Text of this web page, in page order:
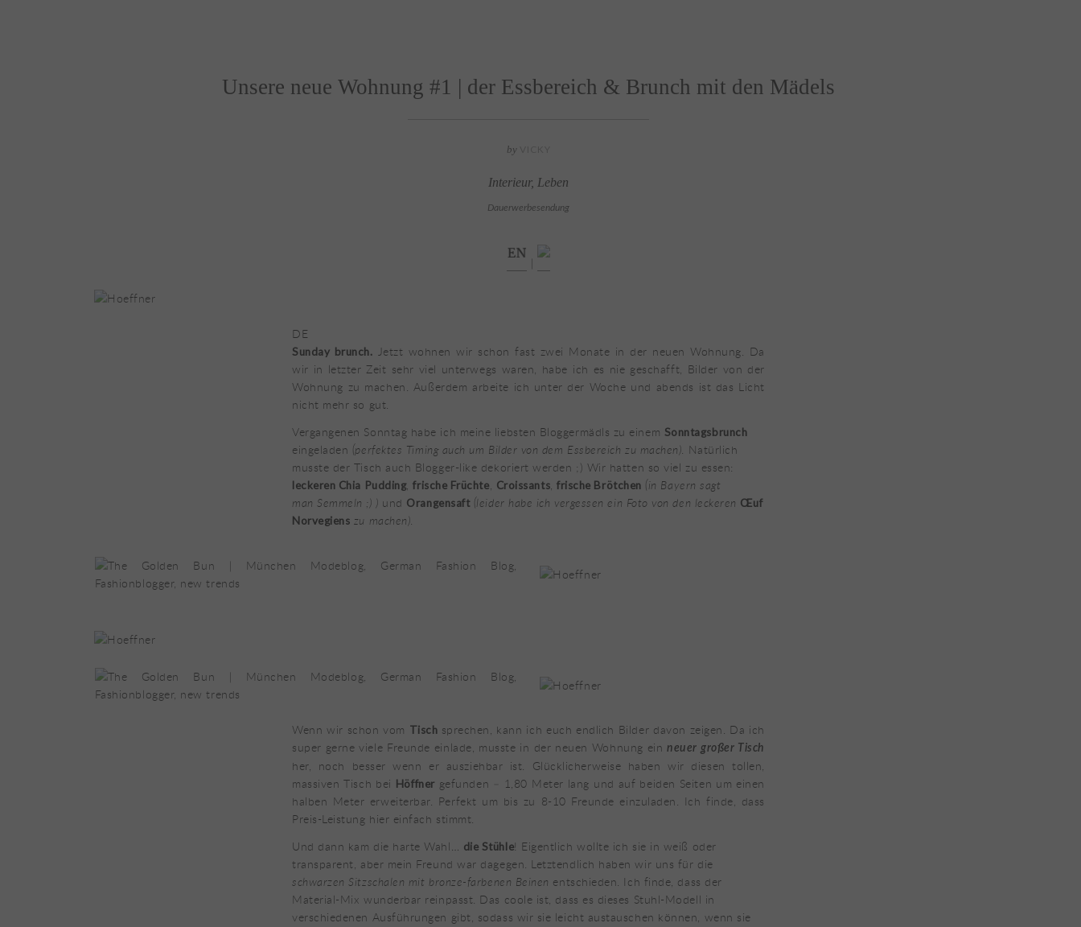
Unsere neue Wohnung #1 | der Essbereich & Brunch mit den Mädels
by
Interieur, Leben
Dauerwerbesendung
|
DE
Sunday brunch. Jetzt wohnen wir schon fast zwei Monate in der neuen Wohnung. Da
wir in letzter Zeit sehr viel unterwegs waren, habe ich es nie geschafft, Bilder von der
Wohnung zu machen. Außerdem arbeite ich unter der Woche und abends ist das Licht
nicht mehr so gut.
Vergangenen Sonntag habe ich meine liebsten Bloggermädls zu einem Sonntagsbrunch
eingeladen (perfektes Timing auch um Bilder von dem Essbereich zu machen). Natürlich
musste der Tisch auch Blogger-like dekoriert werden ;) Wir hatten so viel zu essen:
leckeren Chia Pudding,frische Früchte, Croissants,frische Brötchen (in Bayern sagt
man Semmeln ;) ) und Orangensaft (leider habe ich vergessen ein Foto von den leckeren Œuf
Norvegiens zu machen).
Wenn wir schon vom Tisch sprechen, kann ich euch endlich Bilder davon zeigen. Da ich
super gerne viele Freunde einlade, musste in der neuen Wohnung einneuer großer Tisch
her, noch besser wenn er ausziehbar ist. Glücklicherweise haben wir diesen tollen,
massiven Tisch bei Höffner gefunden – 1,80 Meter lang und auf beiden Seiten um einen
halben Meter erweiterbar. Perfekt um bis zu 8-10 Freunde einzuladen. Ich finde, dass
Preis-Leistung hier einfach stimmt.
Und dann kam die harte Wahl… die Stühle! Eigentlich wollte ich sie in weiß oder
transparent, aber mein Freund war dagegen. Letztendlich haben wir uns für die
schwarzen Sitzschalen mit bronze-farbenen Beinen entschieden. Ich finde, dass der
Material-Mix wunderbar reinpasst. Das coole ist, dass es dieses Stuhl-Modell in
verschiedenen Ausführungen gibt, sodass wir sie leicht austauschen können, wenn sie